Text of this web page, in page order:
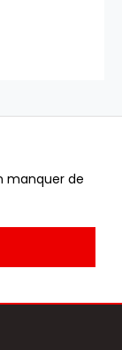
manquer de